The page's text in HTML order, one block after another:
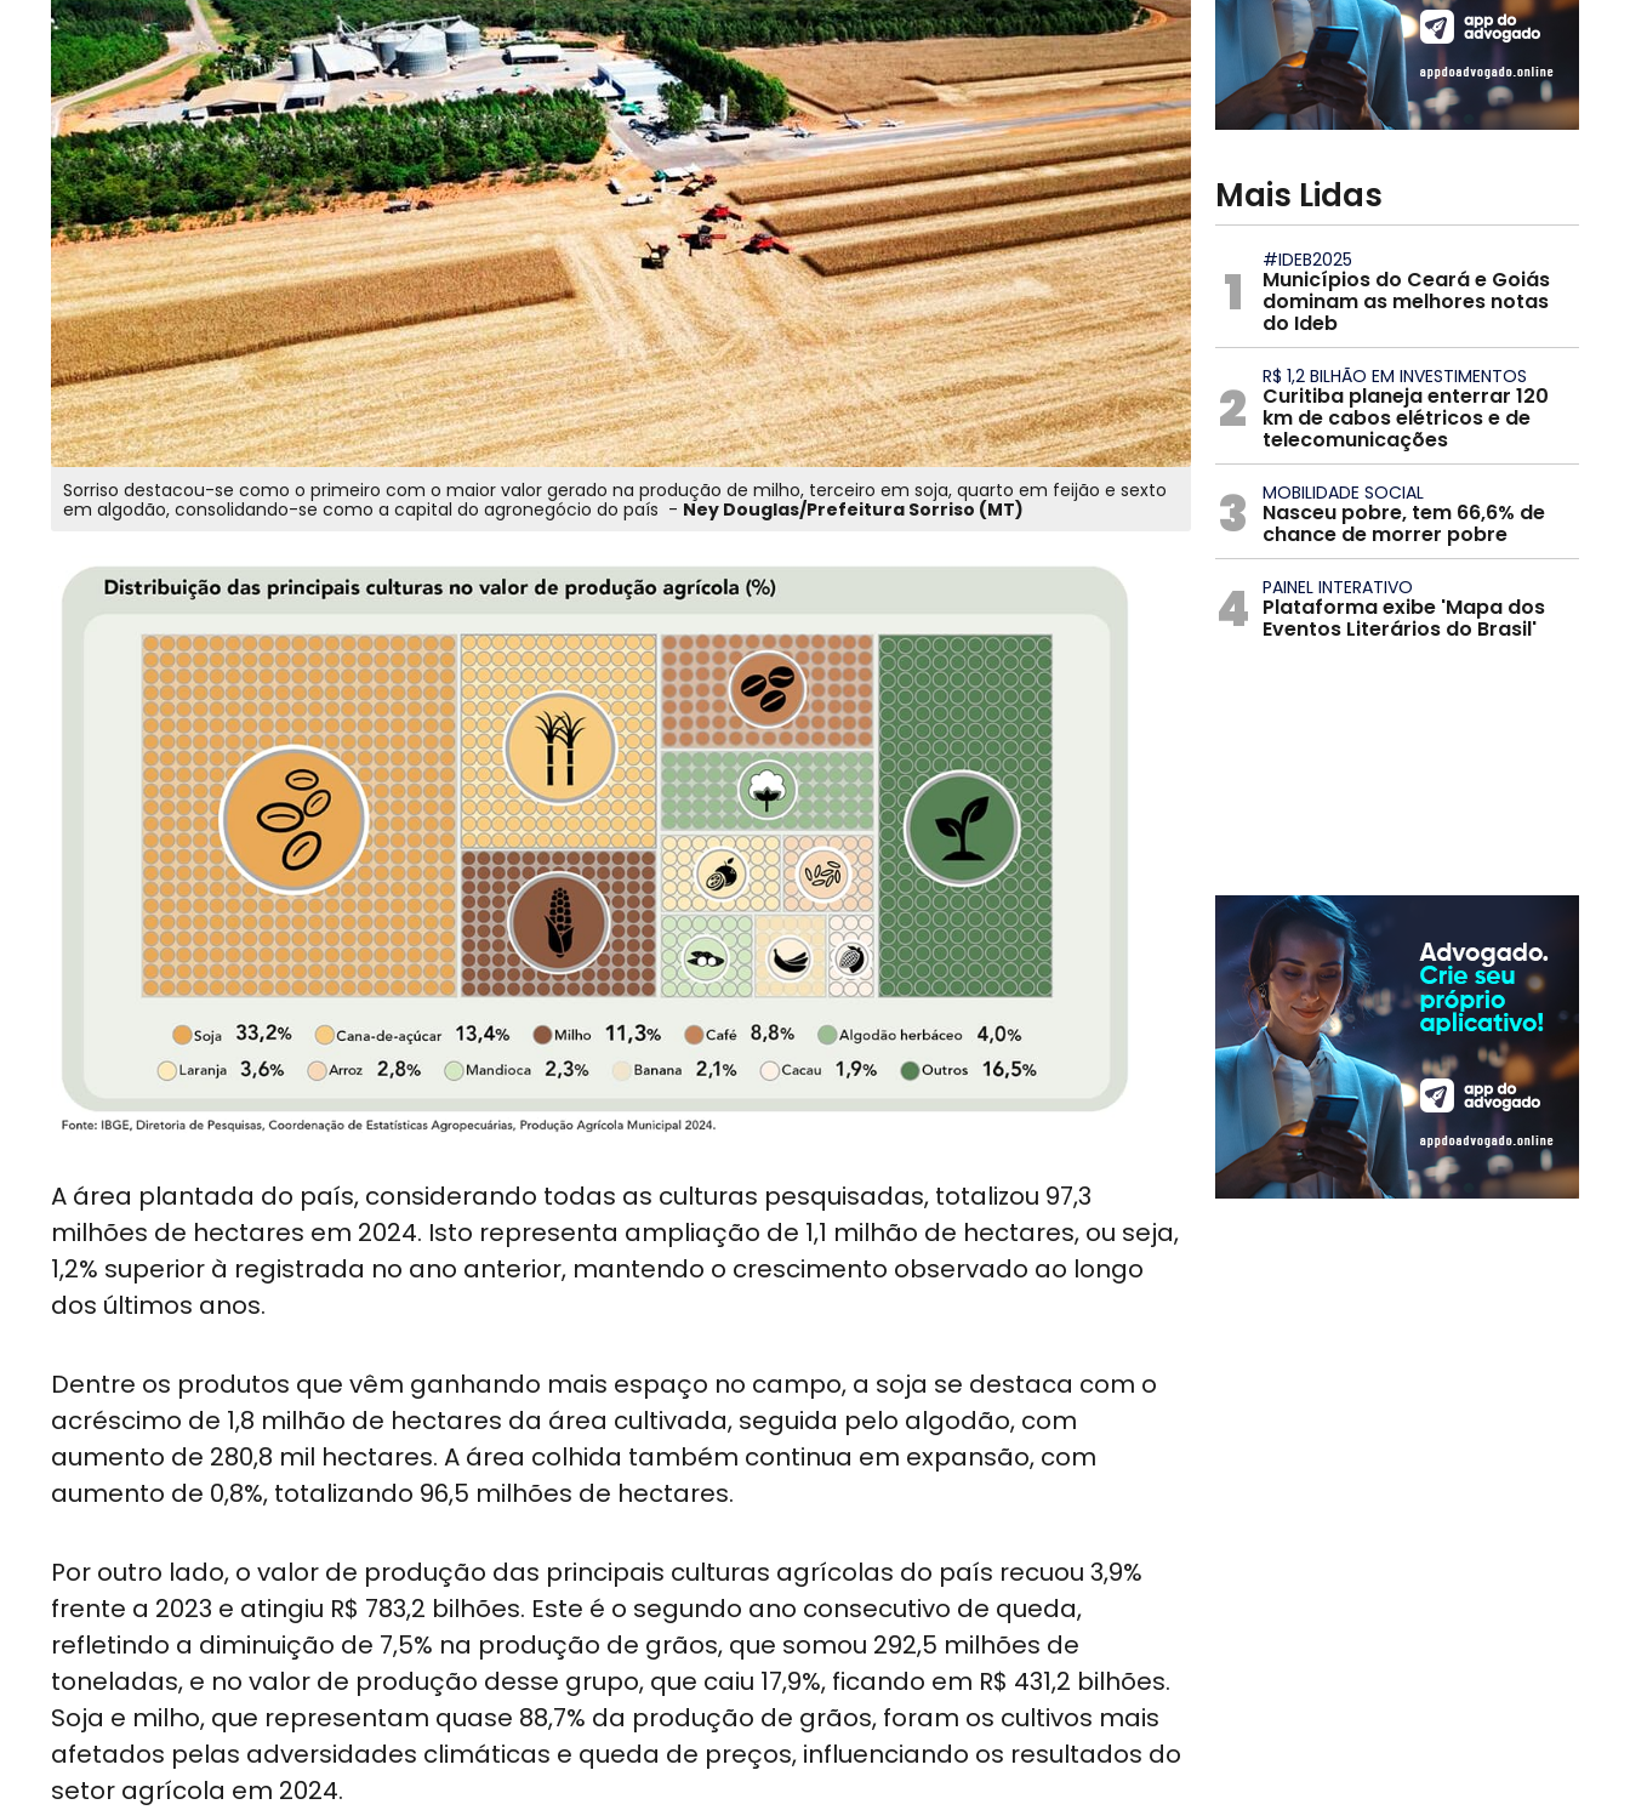
Sorriso destacou-se como o primeiro com o maior valor gerado na produção de milho, terceiro em soja, quarto em feijão e sexto
em algodão, consolidando-se como a capital do agronegócio do país - Ney Douglas/Prefeitura Sorriso (MT)
A área plantada do país, considerando todas as culturas pesquisadas, totalizou 97,3
milhões de hectares em 2024. Isto representa ampliação de 1,1 milhão de hectares, ou seja,
1,2% superior à registrada no ano anterior, mantendo o crescimento observado ao longo
dos últimos anos.
Dentre os produtos que vêm ganhando mais espaço no campo, a soja se destaca com o
acréscimo de 1,8 milhão de hectares da área cultivada, seguida pelo algodão, com
aumento de 280,8 mil hectares. A área colhida também continua em expansão, com
aumento de 0,8%, totalizando 96,5 milhões de hectares.
Por outro lado, o valor de produção das principais culturas agrícolas do país recuou 3,9%
frente a 2023 e atingiu R$ 783,2 bilhões. Este é o segundo ano consecutivo de queda,
refletindo a diminuição de 7,5% na produção de grãos, que somou 292,5 milhões de
toneladas, e no valor de produção desse grupo, que caiu 17,9%, ficando em R$ 431,2 bilhões.
Soja e milho, que representam quase 88,7% da produção de grãos, foram os cultivos mais
afetados pelas adversidades climáticas e queda de preços, influenciando os resultados do
setor agrícola em 2024.
Mais Lidas
1 #IDEB2025
Municípios do Ceará e Goiás
dominam as melhores notas
do Ideb
2 R$ 1,2 BILHÃO EM INVESTIMENTOS
Curitiba planeja enterrar 120
km de cabos elétricos e de
telecomunicações
3 MOBILIDADE SOCIAL
Nasceu pobre, tem 66,6% de
chance de morrer pobre
4 PAINEL INTERATIVO
Plataforma exibe 'Mapa dos
Eventos Literários do Brasil'